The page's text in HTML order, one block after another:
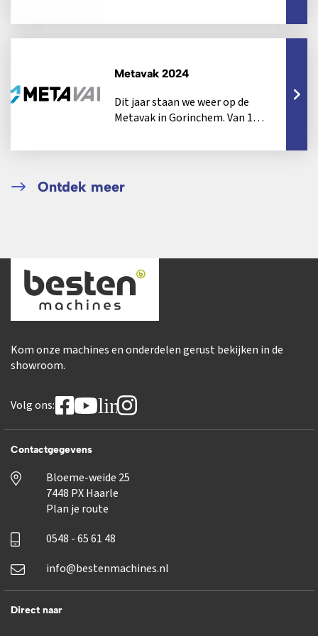
de beurshallen in...
Metavak 2024
Dit jaar staan we weer op de
Metavak in Gorinchem. Van 1
de beurshallen...
Ontdek meer
Kom onze machines en onderdelen gerust bekijken in de
showroom.
Volg ons: linkedin
Contactgegevens
Bloeme-weide 25
7448 PX Haarle
Plan je route
0548 - 65 61 48
info@bestenmachines.nl
Direct naar